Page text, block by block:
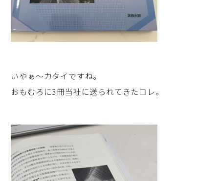
いやぁ～カタイですね。
おもむろに3冊当社に送られてきたコレ。